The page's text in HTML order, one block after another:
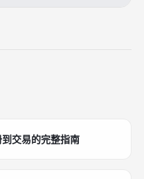
交易的完整指南